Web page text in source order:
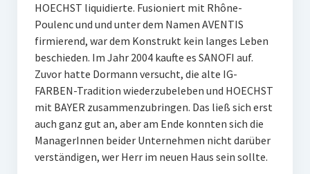
HOECHST liquidierte. Fusioniert mit Rhône-
Poulenc und und unter dem Namen AVENTIS
firmierend, war dem Konstrukt kein langes Leben
beschieden. Im Jahr 2004 kaufte es SANOFI auf.
Zuvor hatte Dormann versucht, die alte IG-
FARBEN-Tradition wiederzubeleben und HOECHST
mit BAYER zusammenzubringen. Das ließ sich erst
auch ganz gut an, aber am Ende konnten sich die
ManagerInnen beider Unternehmen nicht darüber
verständigen, wer Herr im neuen Haus sein sollte.